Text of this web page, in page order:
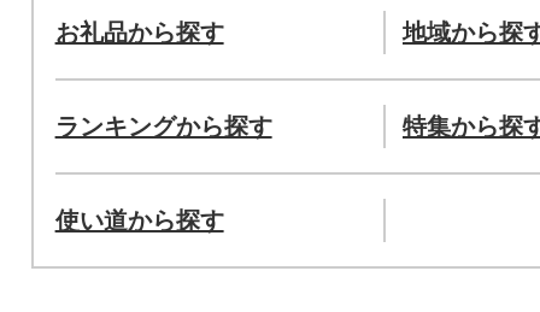
お礼品から探す 地域から探
ランキングから探す 特集から探
使い道から探す